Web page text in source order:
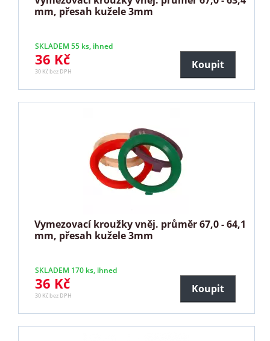
mm, přesah kužele 3mm
SKLADEM 55 ks, ihned
36 Kč
30 Kč bez DPH
Koupit
Vymezovací kroužky vněj. průměr 67,0 - 64,1
mm, přesah kužele 3mm
SKLADEM 170 ks, ihned
36 Kč
30 Kč bez DPH
Koupit